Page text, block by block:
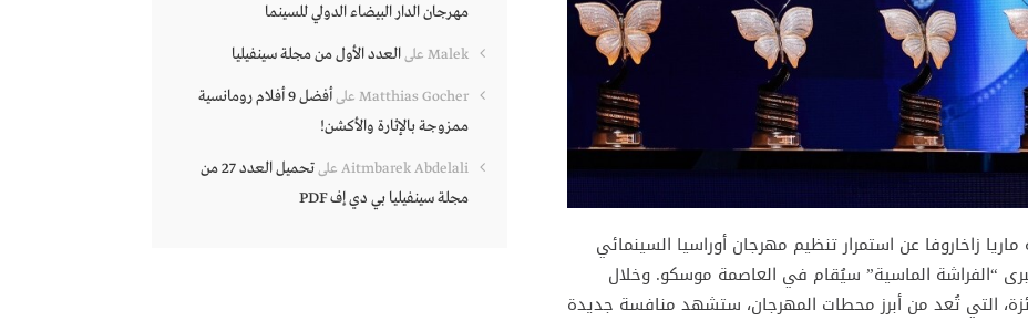
زاخاروفا عن استمرار تنظيم مهرجان أوراسيا السينمائي
الكبرى “الفراشة الماسية” سيُقام في العاصمة موسكو. وخلال
التي تُعد من أبرز محطات المهرجان، ستشهد منافسة جديدة
مهرجان الدار البيضاء الدولي للسينما
Malek علىالعدد الأول من مجلة سينفيليا
Matthias Gocher على
أفضل 9 أفلام رومانسية
ممزوجة بالإثارة والأكشن!
Aitmbarek Abdelali على
تحميل العدد 27 من
مجلة سينفيليا بي دي إف PDF